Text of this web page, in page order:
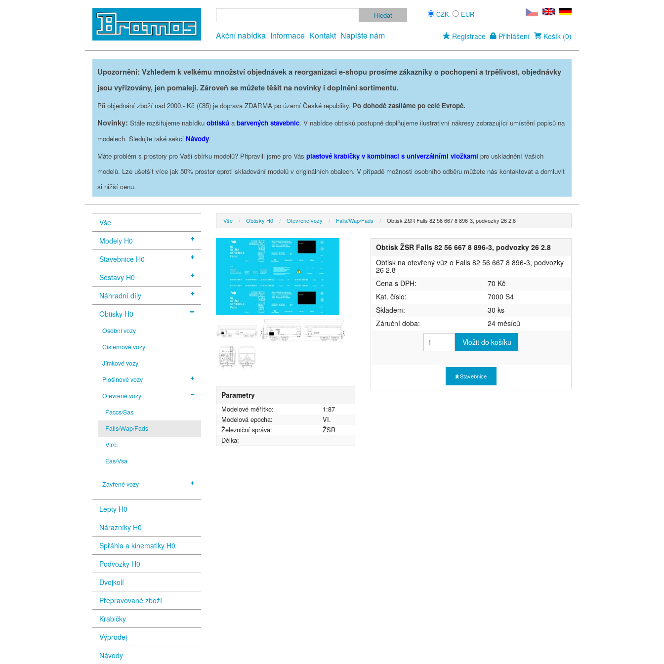
Akční nabídka Informace Kontakt Napište nám
CZK EUR
Registrace Přihlášení Košík (0)
Upozornění: Vzhledem k velkému množství objednávek a reorganizaci e-shopu prosíme zákazníky o pochopení a trpělivost, objednávky
jsou vyřizovány, jen pomaleji. Zároveň se můžete těšit na novinky i doplnění sortimentu.
Při objednání zboží nad 2000,- Kč (€85) je doprava ZDARMA po území České republiky. Po dohodě zasíláme po celé Evropě.
Novinky: Stále rozšiřujeme nabídku obtisků a barvených stavebnic. V nabídce obtisků postupně doplňujeme ilustrativní nákresy zobrazující umístění popisů na
modelech. Sledujte také sekci Návody.
Máte problém s prostory pro Vaši sbírku modelů? Připravili jsme pro Vás plastové krabičky v kombinaci s univerzálními vložkami pro uskladnění Vašich
modelů. Lze ušetšit více jak 50% prostor oproti skladování modelů v originálních obalech. V případě možnosti osobního odběru můžete nás kontaktovat a domluvit
si nižší cenu.
Vše
Modely H0
Stavebnice H0
Sestavy H0
Náhradní díly
Obtisky H0
Osobní vozy
Cisternové vozy
Jímkové vozy
Plošinové vozy
Otevřené vozy
Faccs/Sas
Falls/Wap/Fads
Vtr/E
Eas/Vsa
Zavřené vozy
Lepty H0
Nárazníky H0
Spřáhla a kinematiky H0
Podvozky H0
Dvojkolí
Přepravované zboží
Krabičky
Výprodej
Návody
Vše Obtisky H0 Otevřené vozy Falls/Wap/Fads Obtisk ŽSR Falls 82 56 667 8 896-3, podvozky 26 2.8
Parametry
Modelové měřítko:
1:87
Modelová epocha:
VI.
Železniční správa:
ŽSR
Délka:
Obtisk ŽSR Falls 82 56 667 8 896-3, podvozky 26 2.8
Obtisk na otevřený vůz o Falls 82 56 667 8 896-3, podvozky
26 2.8
Cena s DPH:
70 Kč
Kat. číslo:
7000 S4
Skladem:
30 ks
Záruční doba:
24 měsíců
Vložit do košíku
Stavebnice